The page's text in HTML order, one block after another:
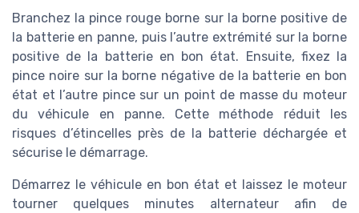
Branchez la pince rouge borne sur la borne positive de
la batterie en panne, puis l’autre extrémité sur la borne
positive de la batterie en bon état. Ensuite, fixez la
pince noire sur la borne négative de la batterie en bon
état et l’autre pince sur un point de masse du moteur
du véhicule en panne. Cette méthode réduit les
risques d’étincelles près de la batterie déchargée et
sécurise le démarrage.
Démarrez le véhicule en bon état et laissez le moteur
tourner quelques minutes alternateur afin de